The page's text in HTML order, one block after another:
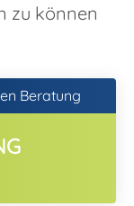
zu können
Beratung